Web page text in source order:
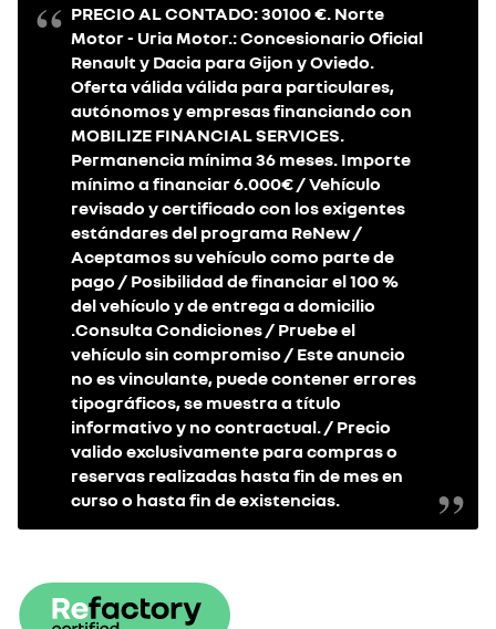
PRECIO AL CONTADO: 30100 €. Norte
Motor - Uria Motor.: Concesionario Oficial
Renault y Dacia para Gijon y Oviedo.
Oferta válida válida para particulares,
autónomos y empresas financiando con
MOBILIZE FINANCIAL SERVICES.
Permanencia mínima 36 meses. Importe
mínimo a financiar 6.000€ / Vehículo
revisado y certificado con los exigentes
estándares del programa ReNew /
Aceptamos su vehículo como parte de
pago / Posibilidad de financiar el 100 %
del vehículo y de entrega a domicilio
.Consulta Condiciones / Pruebe el
vehículo sin compromiso / Este anuncio
no es vinculante, puede contener errores
tipográficos, se muestra a título
informativo y no contractual. / Precio
valido exclusivamente para compras o
reservas realizadas hasta fin de mes en
curso o hasta fin de existencias.